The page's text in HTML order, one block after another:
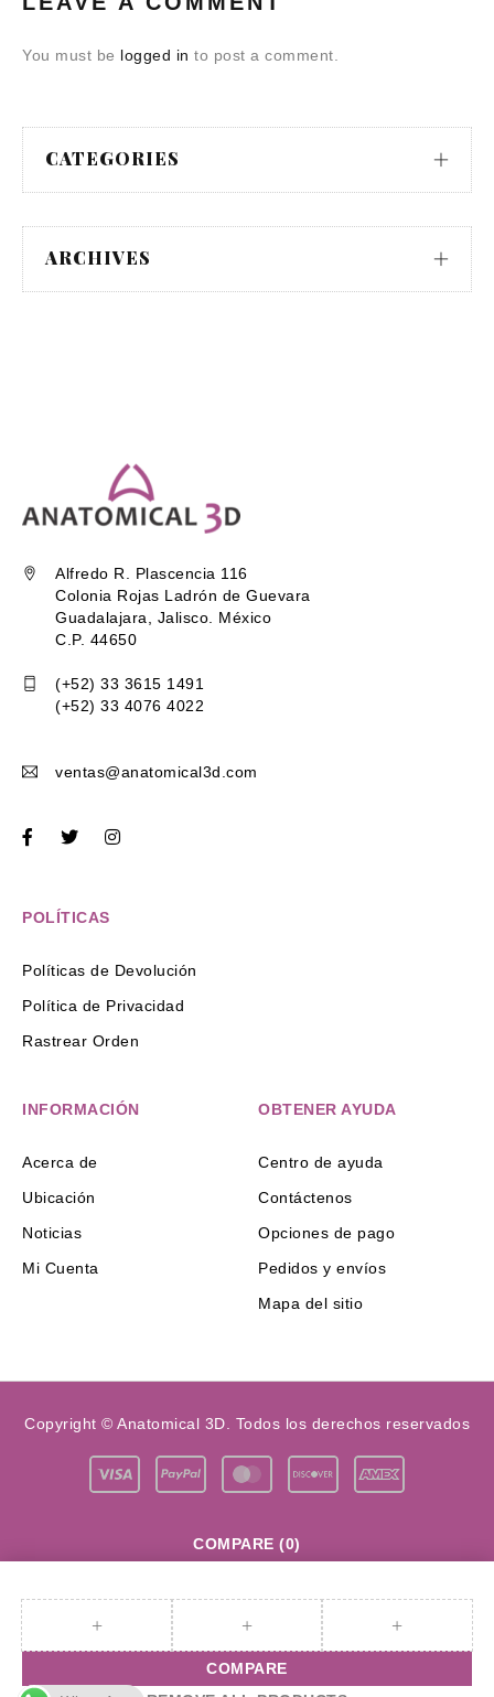
You must be logged in to post a comment.
CATEGORIES
ARCHIVES
Alfredo R. Plascencia 116
Colonia Rojas Ladrón de Guevara
Guadalajara, Jalisco. México
C.P. 44650
(+52) 33 3615 1491
(+52) 33 4076 4022
ventas@anatomical3d.com
POLÍTICAS
Políticas de Devolución
Política de Privacidad
Rastrear Orden
INFORMACIÓN
Acerca de
Ubicación
Noticias
Mi Cuenta
OBTENER AYUDA
Centro de ayuda
Contáctenos
Opciones de pago
Pedidos y envíos
Mapa del sitio
Copyright © Anatomical 3D. Todos los derechos reservados
COMPARE (0)
COMPARE